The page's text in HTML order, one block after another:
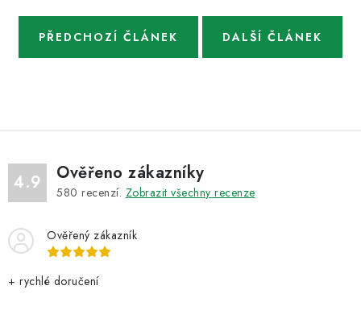
PŘEDCHOZÍ ČLÁNEK DALŠÍ ČLÁNEK
4.9 Ověřeno zákazníky
580 recenzí. Zobrazit všechny recenze
Ověřený zákazník
+ rychlé doručení